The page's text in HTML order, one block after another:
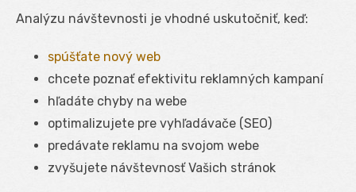
Analýzu návštevnosti je vhodné uskutočniť, keď:
spúšťate nový web
chcete poznať efektivitu reklamných kampaní
hľadáte chyby na webe
optimalizujete pre vyhľadávače (SEO)
predávate reklamu na svojom webe
zvyšujete návštevnosť Vašich stránok